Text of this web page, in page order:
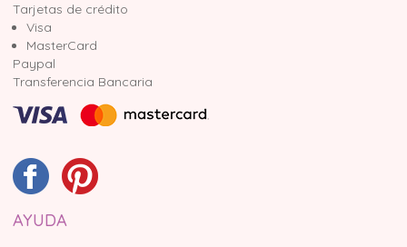
Tarjetas de crédito
Visa
MasterCard
Paypal
Transferencia Bancaria
AYUDA